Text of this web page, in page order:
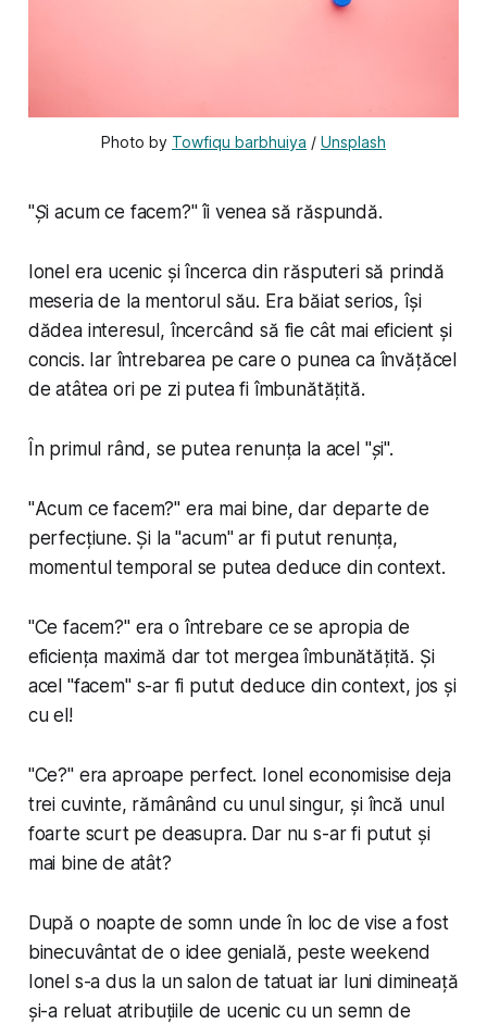
Photo by Towfiqu barbhuiya / Unsplash
"Și acum ce facem?" îi venea să răspundă.
Ionel era ucenic și încerca din răsputeri să prindă
meseria de la mentorul său. Era băiat serios, își
dădea interesul, încercând să fie cât mai eficient și
concis. Iar întrebarea pe care o punea ca învățăcel
de atâtea ori pe zi putea fi îmbunătățită.
În primul rând, se putea renunța la acel "și".
"Acum ce facem?" era mai bine, dar departe de
perfecțiune. Și la "acum" ar fi putut renunța,
momentul temporal se putea deduce din context.
"Ce facem?" era o întrebare ce se apropia de
eficiența maximă dar tot mergea îmbunătățită. Și
acel "facem" s-ar fi putut deduce din context, jos și
cu el!
"Ce?" era aproape perfect. Ionel economisise deja
trei cuvinte, rămânând cu unul singur, și încă unul
foarte scurt pe deasupra. Dar nu s-ar fi putut și
mai bine de atât?
După o noapte de somn unde în loc de vise a fost
binecuvântat de o idee genială, peste weekend
Ionel s-a dus la un salon de tatuat iar luni dimineață
și-a reluat atribuțiile de ucenic cu un semn de